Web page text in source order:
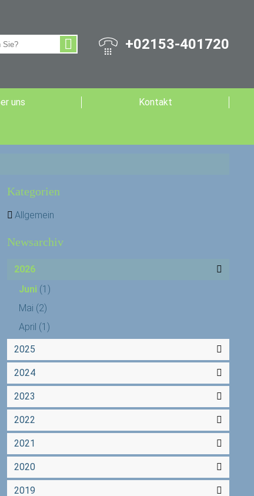
+02153-401720
uns Kontakt
Kategorien
Allgemein
Newsarchiv
2026
Juni (1)
Mai (2)
April (1)
2025
2024
2023
2022
2021
2020
2019